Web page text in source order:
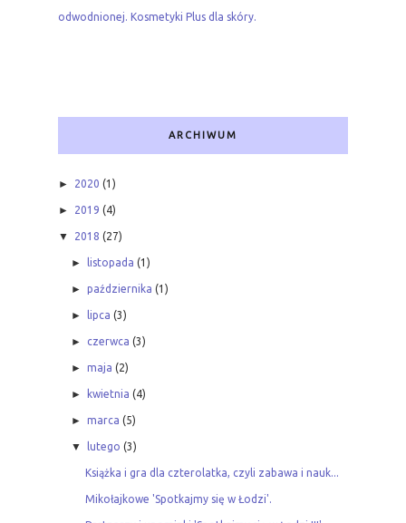
odwodnionej. Kosmetyki Plus dla skóry.
ARCHIWUM
► 2020 (1)
► 2019 (4)
▼ 2018 (27)
►listopada (1)
►października (1)
►lipca (3)
► czerwca (3)
►maja (2)
► kwietnia (4)
►marca (5)
▼ lutego (3)
Książka i gra dla czterolatka, czyli zabawa i nauk...
Mikołajkowe 'Spotkajmy się w Łodzi'.